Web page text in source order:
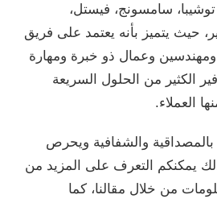
توشيبا، سامسونج، فيستل،
حيث يتميز بأنه يعتمد على فريق
وعمال ذو خبرة ومهارة
الكثير من الحلول السريعة
العملاء.
بالمصداقية والشفافية ويحرص
يمكنكم التعرف على المزيد من
من خلال مقالنا، كما